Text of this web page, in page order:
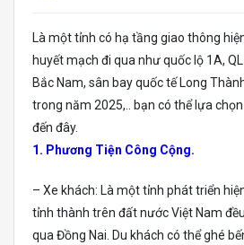
Là một tỉnh có hạ tầng giao thông
huyết mạch đi qua như quốc lộ 1A,
Bắc Nam, sân bay quốc tế Long
trong năm 2025,.. bạn có thể lựa
đến đây.
1. Phương Tiện Công Cộng.
– Xe khách: Là một tỉnh phát triển
tỉnh thành trên đất nước Việt Nam
qua Đồng Nai. Du khách có thể ghé